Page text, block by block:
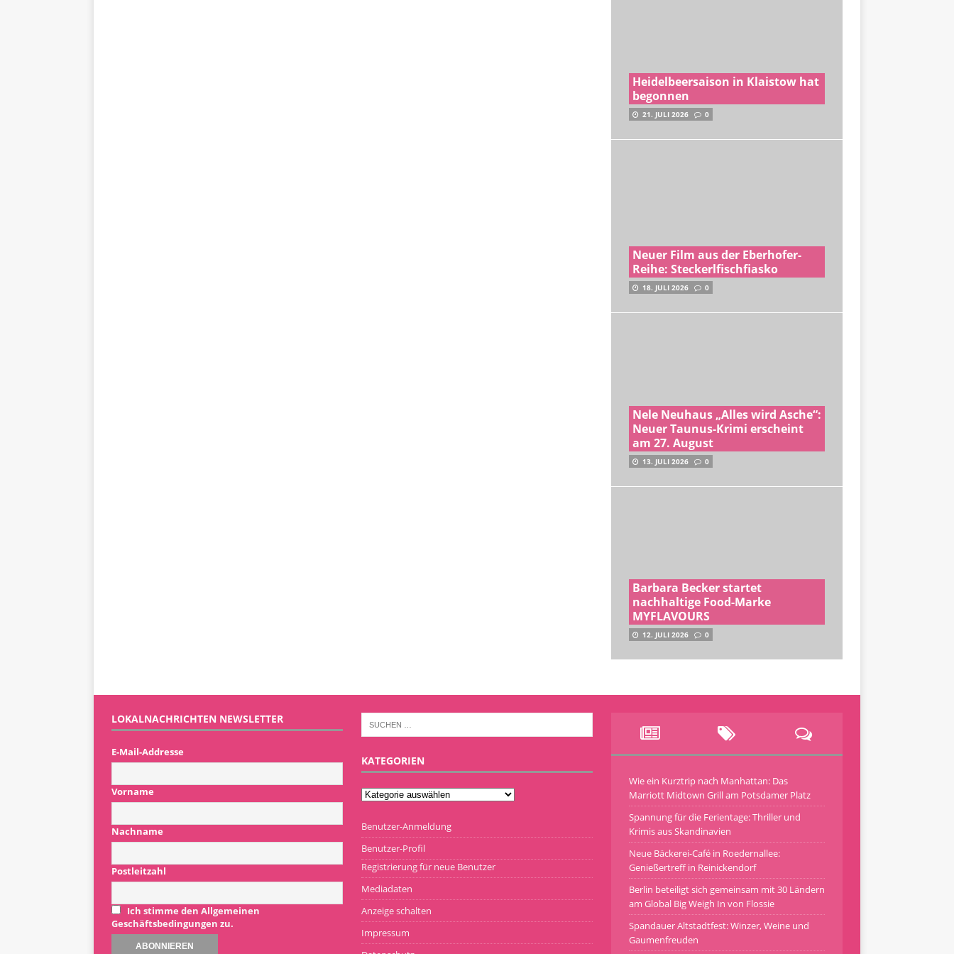
Heidelbeersaison in Klaistow hat
begonnen
21. JULI 2026 0
Neuer Film aus der Eberhofer-
Reihe: Steckerlfischfiasko
18. JULI 2026 0
Nele Neuhaus „Alles wird Asche“:
Neuer Taunus-Krimi erscheint
am 27. August
13. JULI 2026 0
Barbara Becker startet
nachhaltige Food-Marke
MYFLAVOURS
12. JULI 2026 0
LOKALNACHRICHTEN NEWSLETTER
E-Mail-Addresse
Vorname
Nachname
Postleitzahl
Ich stimme den Allgemeinen
Geschäftsbedingungen zu.
KATEGORIEN
Benutzer-Anmeldung
Benutzer-Profil
Registrierung für neue Benutzer
Mediadaten
Anzeige schalten
Impressum
Wie ein Kurztrip nach Manhattan: Das
Marriott Midtown Grill am Potsdamer Platz
Spannung für die Ferientage: Thriller und
Krimis aus Skandinavien
Neue Bäckerei-Café in Roedernallee:
Genießertreff in Reinickendorf
Berlin beteiligt sich gemeinsam mit 30 Ländern
am Global Big Weigh In von Flossie
Spandauer Altstadtfest: Winzer, Weine und
Gaumenfreuden